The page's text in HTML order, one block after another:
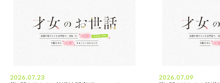
2026.07.23 2026.07.09